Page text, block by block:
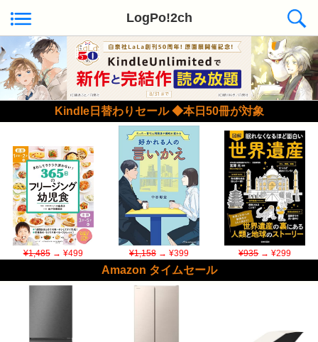
LogPo!2ch
Kindle日替わりセール ◆本日50冊が対象
¥1,485→ ¥499 ¥1,158→ ¥399 ¥935→ ¥299
Amazon タイムセール